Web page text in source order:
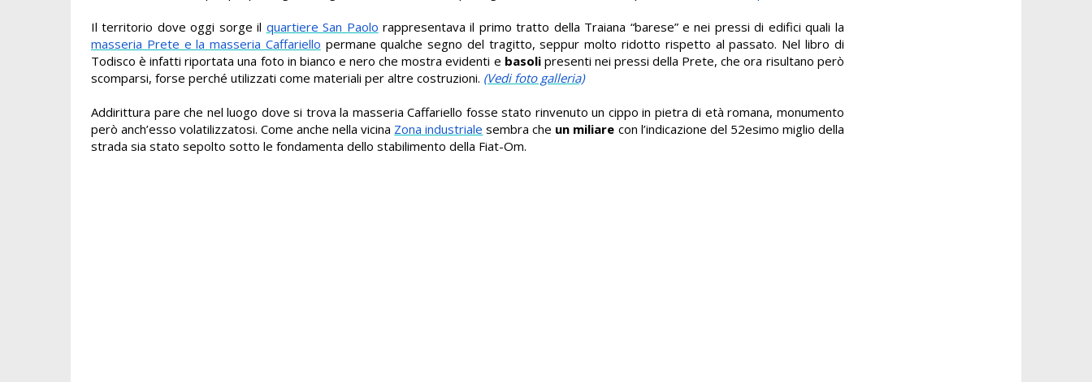
Il territorio dove oggi sorge il quartiere San Paolo rappresentava il primo tratto della Traiana “barese” e nei pressi di edifici quali la
masseria Prete e la masseria Caffariello permane qualche segno del tragitto, seppur molto ridotto rispetto al passato. Nel libro di
Todisco è infatti riportata una foto in bianco e nero che mostra evidenti e basoli presenti nei pressi della Prete, che ora risultano però
scomparsi, forse perché utilizzati come materiali per altre costruzioni. (Vedi foto galleria)
Addirittura pare che nel luogo dove si trova la masseria Caffariello fosse stato rinvenuto un cippo in pietra di età romana, monumento
però anch’esso volatilizzatosi. Come anche nella vicina Zona industriale sembra che un miliare con l’indicazione del 52esimo miglio della
strada sia stato sepolto sotto le fondamenta dello stabilimento della Fiat-Om.